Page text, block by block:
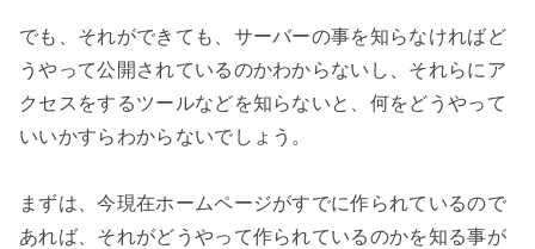
でも、それができても、サーバーの事を知らなければど
うやって公開されているのかわからないし、それらにア
クセスをするツールなどを知らないと、何をどうやって
いいかすらわからないでしょう。
まずは、今現在ホームページがすでに作られているので
あれば、それがどうやって作られているのかを知る事が